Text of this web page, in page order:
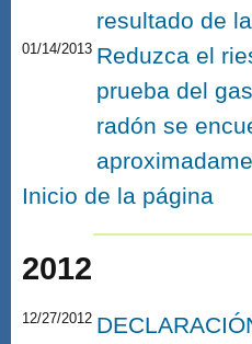
resultado de
01/14/2013 Reduzca el
prueba del
radón se
Inicio de la página
2012
12/27/2012